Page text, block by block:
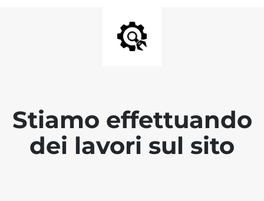
Stiamo effettuando
dei lavori sul sito